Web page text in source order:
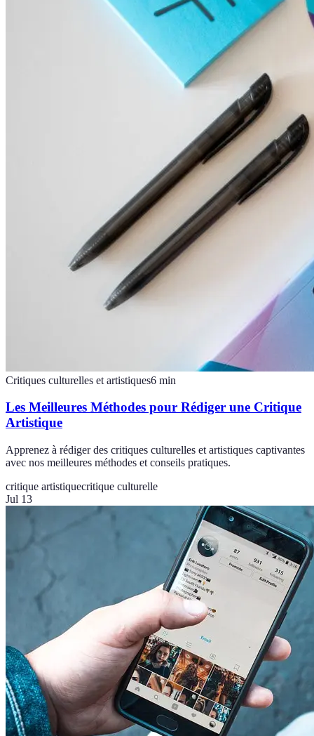
Critiques culturelles et artistiques6 min
Les Meilleures Méthodes pour Rédiger une Critique
Artistique
Apprenez à rédiger des critiques culturelles et artistiques captivantes
avec nos meilleures méthodes et conseils pratiques.
critique artistiquecritique culturelle
Jul 13